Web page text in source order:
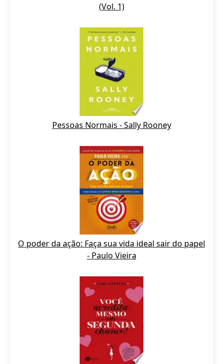
(Vol. 1)
Pessoas Normais - Sally Rooney
O poder da ação: Faça sua vida ideal sair do papel
- Paulo Vieira